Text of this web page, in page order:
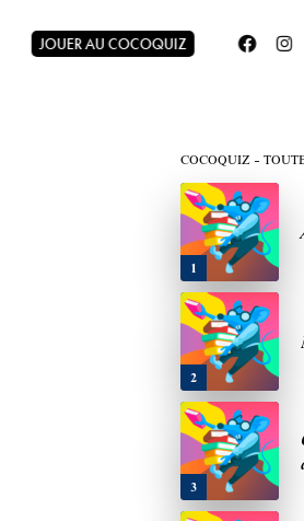
JOUER AU COCOQUIZ
COCOQUIZ –
1
2
3